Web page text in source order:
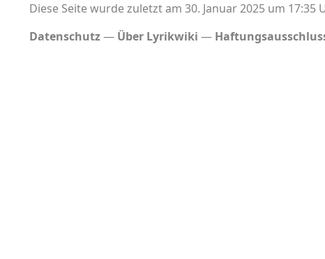
Diese Seite wurde zuletzt am 30. Januar 2025 um 17:35
Datenschutz
Über Lyrikwiki